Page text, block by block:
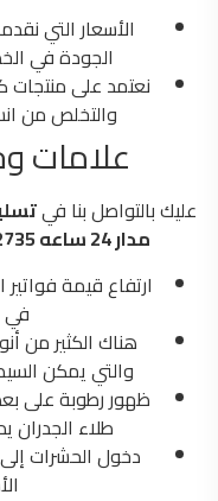
الأسعار التي
الجودة في
نعتمد على منتجات
والتخلص من
علامات
عليك بالتواصل بنا في
مدار 24 ساعه 97692735
ارتفاع قيمة
في
هناك الكثير من
والتي يمكن
ظهور رطوبة على
طلاء الجدران
دخول الحشرات